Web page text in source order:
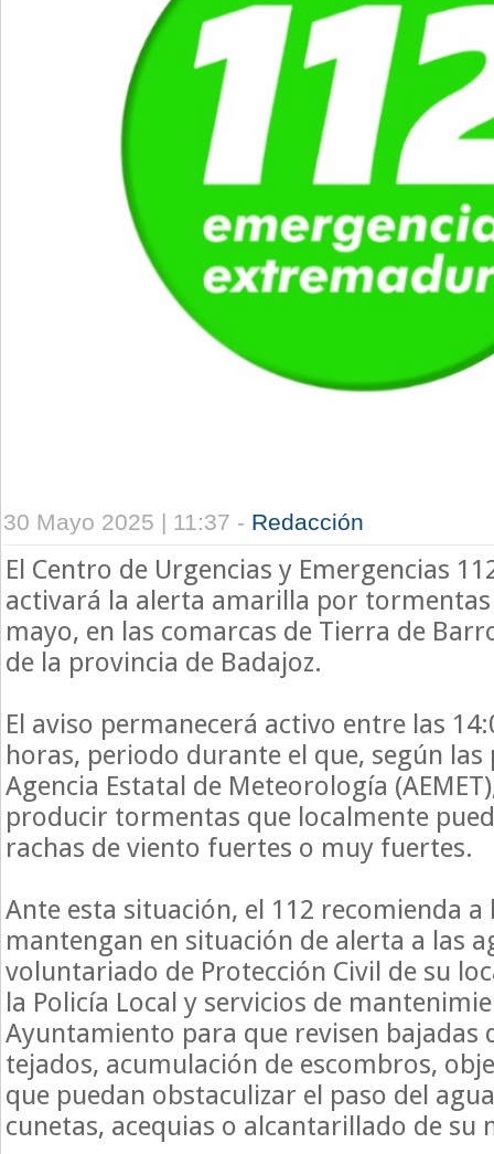
30 Mayo 2025 | 11:37 - Redacción
El Centro de Urgencias y Emergencias
activará la alerta amarilla por tormentas
mayo, en las comarcas de Tierra de
de la provincia de Badajoz.
El aviso permanecerá activo entre las
horas, periodo durante el que, según las
Agencia Estatal de Meteorología
producir tormentas que localmente
rachas de viento fuertes o muy fuertes.
Ante esta situación, el 112 recomienda a
mantengan en situación de alerta a las
voluntariado de Protección Civil de su
la Policía Local y servicios de
Ayuntamiento para que revisen bajadas
tejados, acumulación de escombros,
que puedan obstaculizar el paso del
cunetas, acequias o alcantarillado de su